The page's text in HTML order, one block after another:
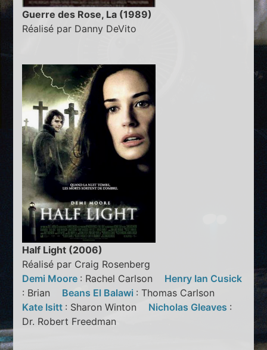
Guerre des Rose, La (1989)
Réalisé par Danny DeVito
Half Light (2006)
Réalisé par Craig Rosenberg
Demi Moore : Rachel Carlson Henry Ian Cusick
: Brian Beans El Balawi : Thomas Carlson
Kate Isitt : Sharon Winton Nicholas Gleaves :
Dr. Robert Freedman